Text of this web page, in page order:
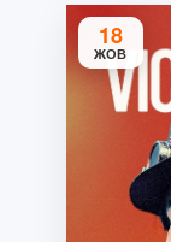
18
ЖОВ